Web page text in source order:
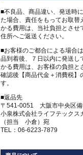
■不良品、商品違い、発送時
た場合、責任をもってお取替
かる費用は、当社負担とさせ
住所へご返送ください。
■お客様のご都合による場合
品到着後、７日以内に発送し
かる費用は、お客様の負担と
確認後【商品代金＋消費税】
す。
■返品先
〒541-0051 大阪市中央区
小泉株式会社ライフテックス
（担当 小倉）宛
TEL：06-6223-7879